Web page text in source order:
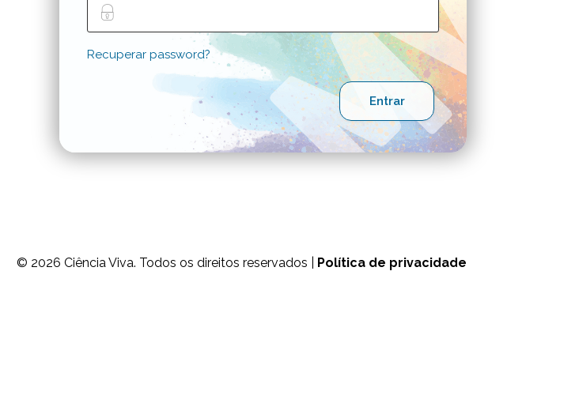
Recuperar password?
© 2026 Ciência Viva. Todos os direitos reservados | Política de privacidade